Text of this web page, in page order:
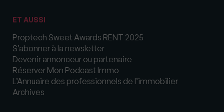
ET AUSSI
Proptech Sweet Awards RENT 2025
S’abonner à la newsletter
Devenir annonceur ou partenaire
Réserver Mon Podcast Immo
L’Annuaire des professionnels de l’immobilier
Archives